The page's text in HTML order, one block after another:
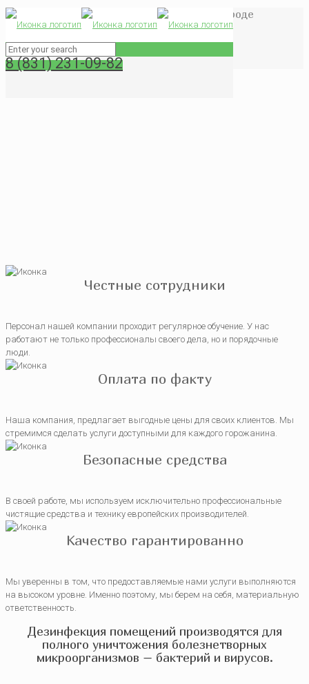
8 (831) 231-09-82
Дезинфекция помещений в Нижнем Новгороде
Другие виды услуг
Дезинфекция помещений в Нижнем Новгороде
Честные сотрудники
Персонал нашей компании проходит регулярное обучение. У нас
работают не только профессионалы своего дела, но и порядочные
люди.
Оплата по факту
Наша компания, предлагает выгодные цены для своих клиентов. Мы
стремимся сделать услуги доступными для каждого горожанина.
Безопасные средства
В своей работе, мы используем исключительно профессиональные
чистящие средства и технику европейских производителей.
Качество гарантированно
Мы уверенны в том, что предоставляемые нами услуги выполняются
на высоком уровне. Именно поэтому, мы берем на себя, материальную
ответственность.
Дезинфекция помещений производятся для
полного уничтожения болезнетворных
микроорганизмов – бактерий и вирусов.